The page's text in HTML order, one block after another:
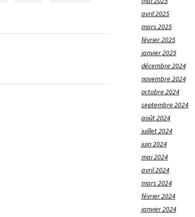
avril 2025
mars 2025
février 2025
janvier 2025
décembre 2024
novembre 2024
octobre 2024
septembre 2024
août 2024
juillet 2024
juin 2024
mai 2024
avril 2024
mars 2024
février 2024
janvier 2024